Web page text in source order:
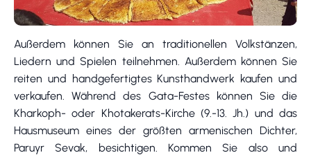
Außerdem können Sie an traditionellen Volkstänzen,
Liedern und Spielen teilnehmen. Außerdem können Sie
reiten und handgefertigtes Kunsthandwerk kaufen und
verkaufen. Während des Gata-Festes können Sie die
Kharkoph- oder Khotakerats-Kirche (9.-13. Jh.) und das
Hausmuseum eines der größten armenischen Dichter,
Paruyr Sevak, besichtigen. Kommen Sie also und